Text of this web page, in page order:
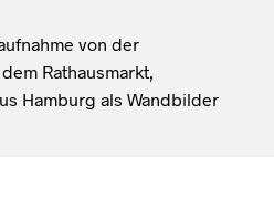
von der
Rathausmarkt,
Hamburg als Wandbilder